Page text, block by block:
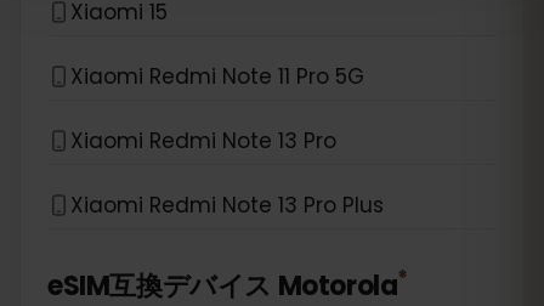
Xiaomi 15
Xiaomi Redmi Note 11 Pro 5G
Xiaomi Redmi Note 13 Pro
Xiaomi Redmi Note 13 Pro Plus
eSIM互換デバイス Motorola*